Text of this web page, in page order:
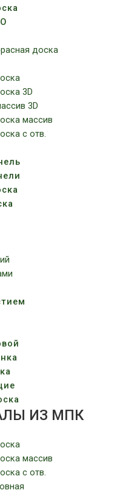
3D
3D
массив
с отв.
ИЗ МПК
массив
c отв.